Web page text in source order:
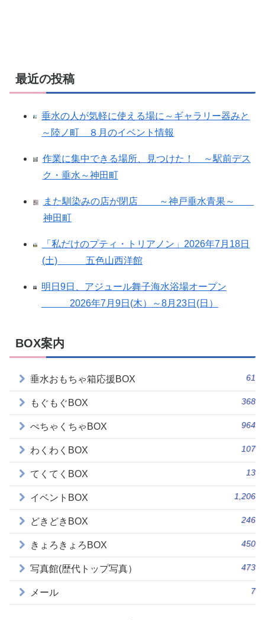
最近の投稿
垂水の人が気軽に使える場に～ギャラリー器みと
～陸ノ町 ８月のイベント情報
作業に集中できる場所、見つけた！ ～駅前デス
ク・垂水～神田町
また馴染みの店が閉店 ～神戸垂水青果～
神田町
「私だけのプティ・トリアノン」2026年7月18日
(土) 五色山西洋館
明日9日、アジュール舞子海水浴場オープン
2026年7月9日(木）～8月23日(日）
BOX案内
垂水おもちゃ箱応援BOX 61
もぐもぐBOX 368
ぺちゃくちゃBOX 964
わくわくBOX 107
てくてくBOX 13
イベントBOX 1,206
どきどきBOX 246
きょろきょろBOX 450
写真館(歴代トップ写真） 473
メール 7